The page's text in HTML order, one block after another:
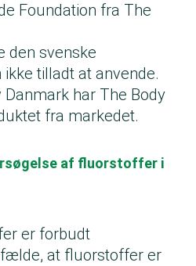
Foundation fra The
den svenske
tilladt at anvende.
Danmark har The Body
fra markedet.
af fluorstoffer i
er forbudt
at fluorstoffer er